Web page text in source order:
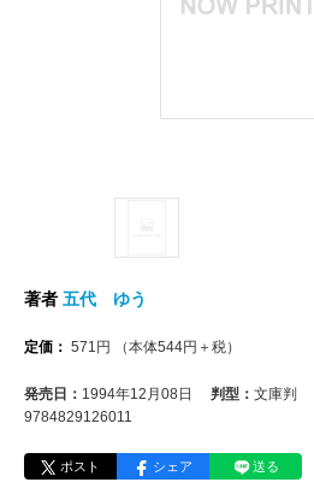
著者 五代 ゆう
定価： 571 円 （本体544円＋税）
発売日： 1994年12月08日 判型： 文庫判
9784829126011
ポスト シェア 送る